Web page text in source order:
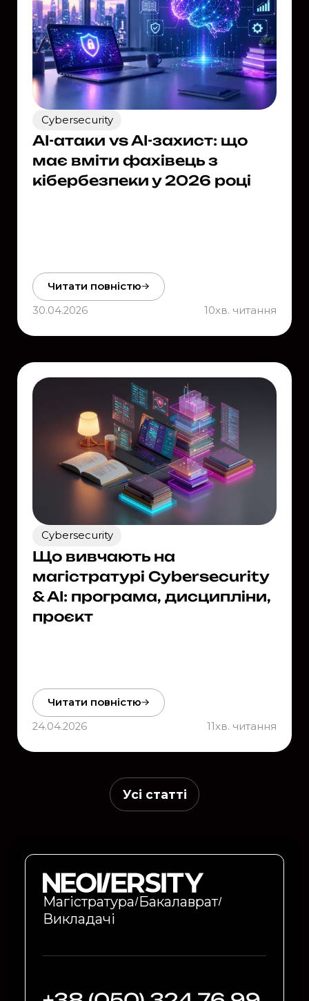
Cybersecurity
AI-атаки vs AI-захист: що
має вміти фахівець з
кібербезпеки у 2026 році
Читати повністю
30.04.2026
10хв. читання
Cybersecurity
Що вивчають на
магістратурі Cybersecurity
& AI: програма, дисципліни,
проєкт
Читати повністю
24.04.2026
11хв. читання
Усі статті
Магістратура Бакалаврат
Викладачі